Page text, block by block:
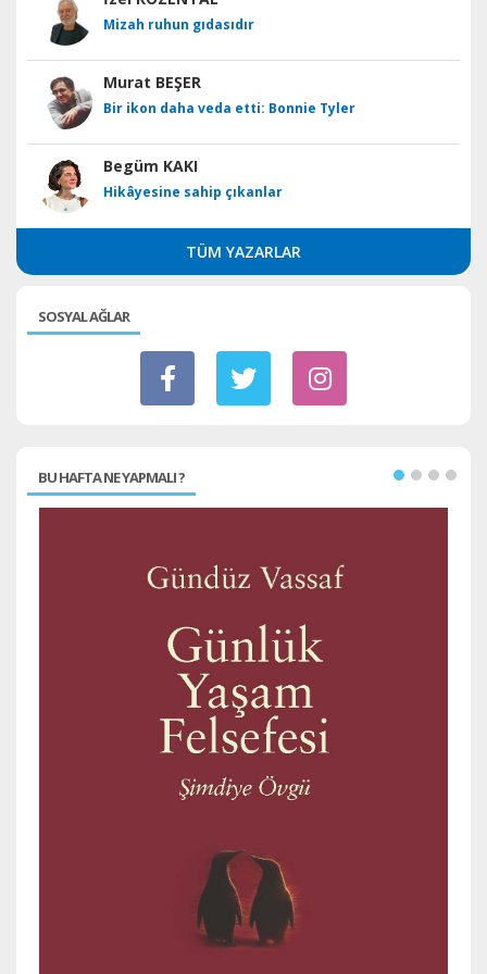
Mizah ruhun gıdasıdır
Murat BEŞER
Bir ikon daha veda etti: Bonnie Tyler
Begüm KAKI
Hikâyesine sahip çıkanlar
TÜM YAZARLAR
SOSYAL AĞLAR
BU HAFTA NE YAPMALI ?